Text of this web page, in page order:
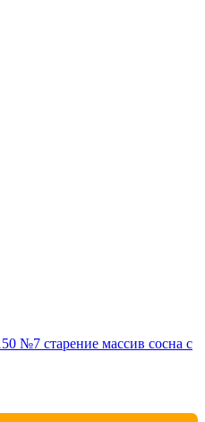
№7 старение массив сосна с